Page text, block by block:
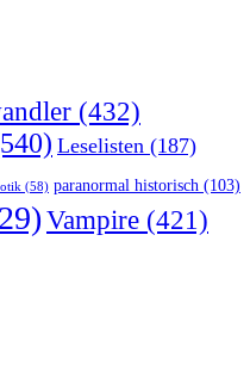
(432)
Leselisten (187)
(58) paranormal historisch (103)
Vampire (421)